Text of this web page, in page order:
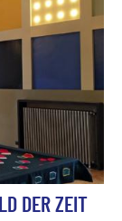
DER ZEIT